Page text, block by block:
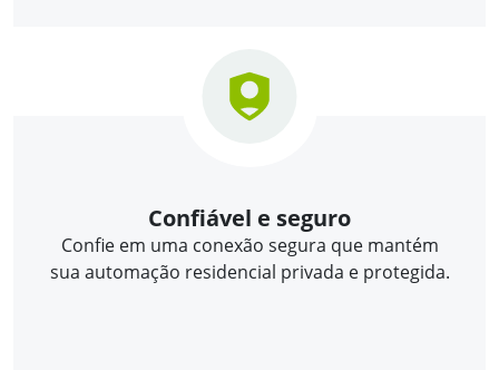
Confiável e seguro
Confie em uma conexão segura que mantém
sua automação residencial privada e protegida.